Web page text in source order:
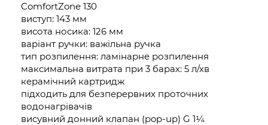
ComfortZone 130
виступ: 143 мм
висота носика: 126 мм
варіант ручки: важільна ручка
тип розпилення: ламінарне розпилення
максимальна витрата при 3 барах: 5 л/хв
керамічний картридж
підходить для безперервних проточних
водонагрівачів
висувний донний клапан (pop-up) G 1¼